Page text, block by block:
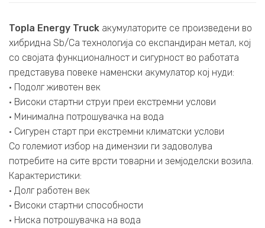
Topla Energy Truck акумулаторите се произведени во
хибридна Sb/Ca технологија со експандиран метал, кој
со својата функционалност и сигурност во работата
представува повеке наменски акумулатор кој нуди:
• Подолг животен век
• Високи стартни струи преи екстремни услови
• Минимална потрошувачка на вода
• Сигурен старт при екстремни климатски услови
Со големиот избор на димензии ги задоволува
потребите на сите врсти товарни и земјоделски возила.
Карактеристики:
• Долг работен век
• Високи стартни способности
• Ниска потрошувачка на вода